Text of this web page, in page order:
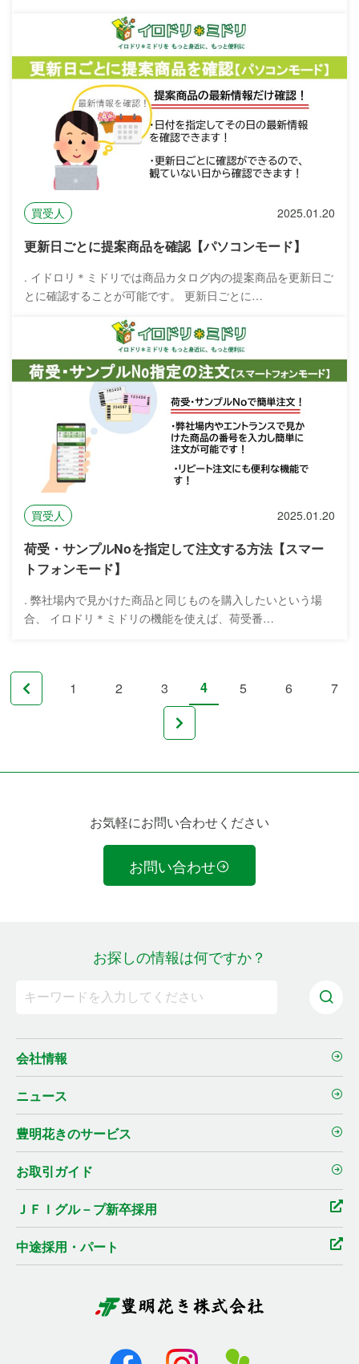
買受人 2025.01.20
更新日ごとに提案商品を確認【パソコンモード】
. イドロリ＊ミドリでは商品カタログ内の提案商品を更新日ご
とに確認することが可能です。 更新日ごとに…
買受人 2025.01.20
荷受・サンプルNoを指定して注文する方法【スマー
トフォンモード】
. 弊社場内で見かけた商品と同じものを購入したいという場
合、 イロドリ＊ミドリの機能を使えば、荷受番…
1 2 3 4 5 6 7
お気軽にお問い合わせください
お問い合わせ
お探しの情報は何ですか？
会社情報
ニュース
豊明花きのサービス
お取引ガイド
ＪＦＩグル－プ新卒採用
中途採用・パート